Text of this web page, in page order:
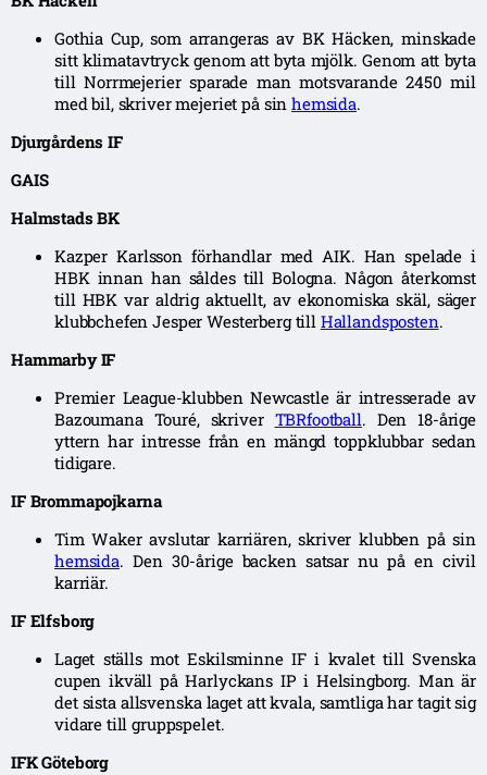
Gothia Cup, som arrangeras av BK Häcken, minskade
sitt klimatavtryck genom att byta mjölk. Genom att byta
till Norrmejerier sparade man motsvarande 2450 mil
med bil, skriver mejeriet på sinhemsida.
Djurgårdens IF
GAIS
Halmstads BK
Kazper Karlsson förhandlar med AIK. Han spelade i
HBK innan han såldes till Bologna. Någon återkomst
till HBK var aldrig aktuellt, av ekonomiska skäl, säger
klubbchefen Jesper Westerberg till Hallandsposten.
Hammarby IF
Premier League-klubben Newcastle är intresserade av
Bazoumana Touré, skriver TBRfootball. Den 18-årige
yttern har intresse från en mängd toppklubbar sedan
tidigare.
IF Brommapojkarna
Tim Waker avslutar karriären, skriver klubben på sin
hemsida. Den 30-årige backen satsar nu på en civil
karriär.
IF Elfsborg
Laget ställs mot Eskilsminne IF i kvalet till Svenska
cupen ikväll på Harlyckans IP i Helsingborg. Man är
det sista allsvenska laget att kvala, samtliga har tagit sig
vidare till gruppspelet.
IFK Göteborg